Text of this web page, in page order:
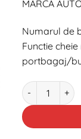
MARCA
Numarul de
Functie
portbagaj/
Cantitate